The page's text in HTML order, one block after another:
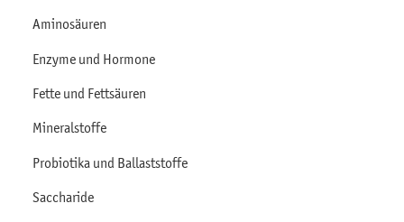
Aminosäuren
Enzyme und Hormone
Fette und Fettsäuren
Mineralstoffe
Probiotika und Ballaststoffe
Saccharide